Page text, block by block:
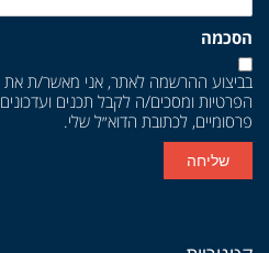
הסכמה
בביצוע ההרשמה לאתר, אני מאשר/ת את
הפרטיות ומסכים/ה לקבל תכנים
פרסומיים, לכתובת הדוא״ל שלי.
שליחה